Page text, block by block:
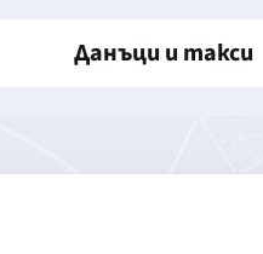
Данъци и такси